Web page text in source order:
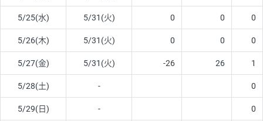
5/25(水) 5/31(火) 0 0 0
5/26(木) 5/31(火) 0 0 0
5/27(金) 5/31(火) -26 26 1
5/28(土) - 0
5/29(日) - 0